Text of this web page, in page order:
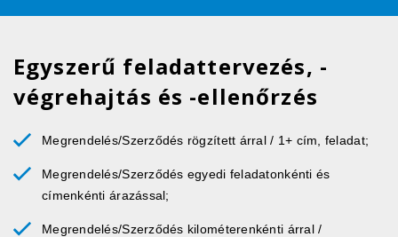
Egyszerű feladattervezés, -
végrehajtás és -ellenőrzés
Megrendelés/Szerződés rögzített árral / 1+ cím, feladat;
Megrendelés/Szerződés egyedi feladatonkénti és
címenkénti árazással;
Megrendelés/Szerződés kilométerenkénti árral /